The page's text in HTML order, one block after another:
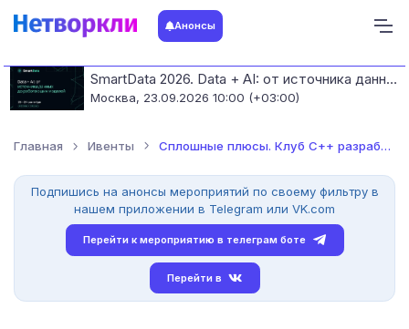
Анонсы
SmartData 2026. Data + AI: от источника данных до работающих моделей
Москва, 23.09.2026 10:00 (+03:00)
Главная Ивенты Сплошные плюсы. Клуб С++ разработчиков
Подпишись на анонсы мероприятий по своему фильтру в
нашем приложении в Telegram или VK.com
Перейти к мероприятию в телеграм боте
Перейти в